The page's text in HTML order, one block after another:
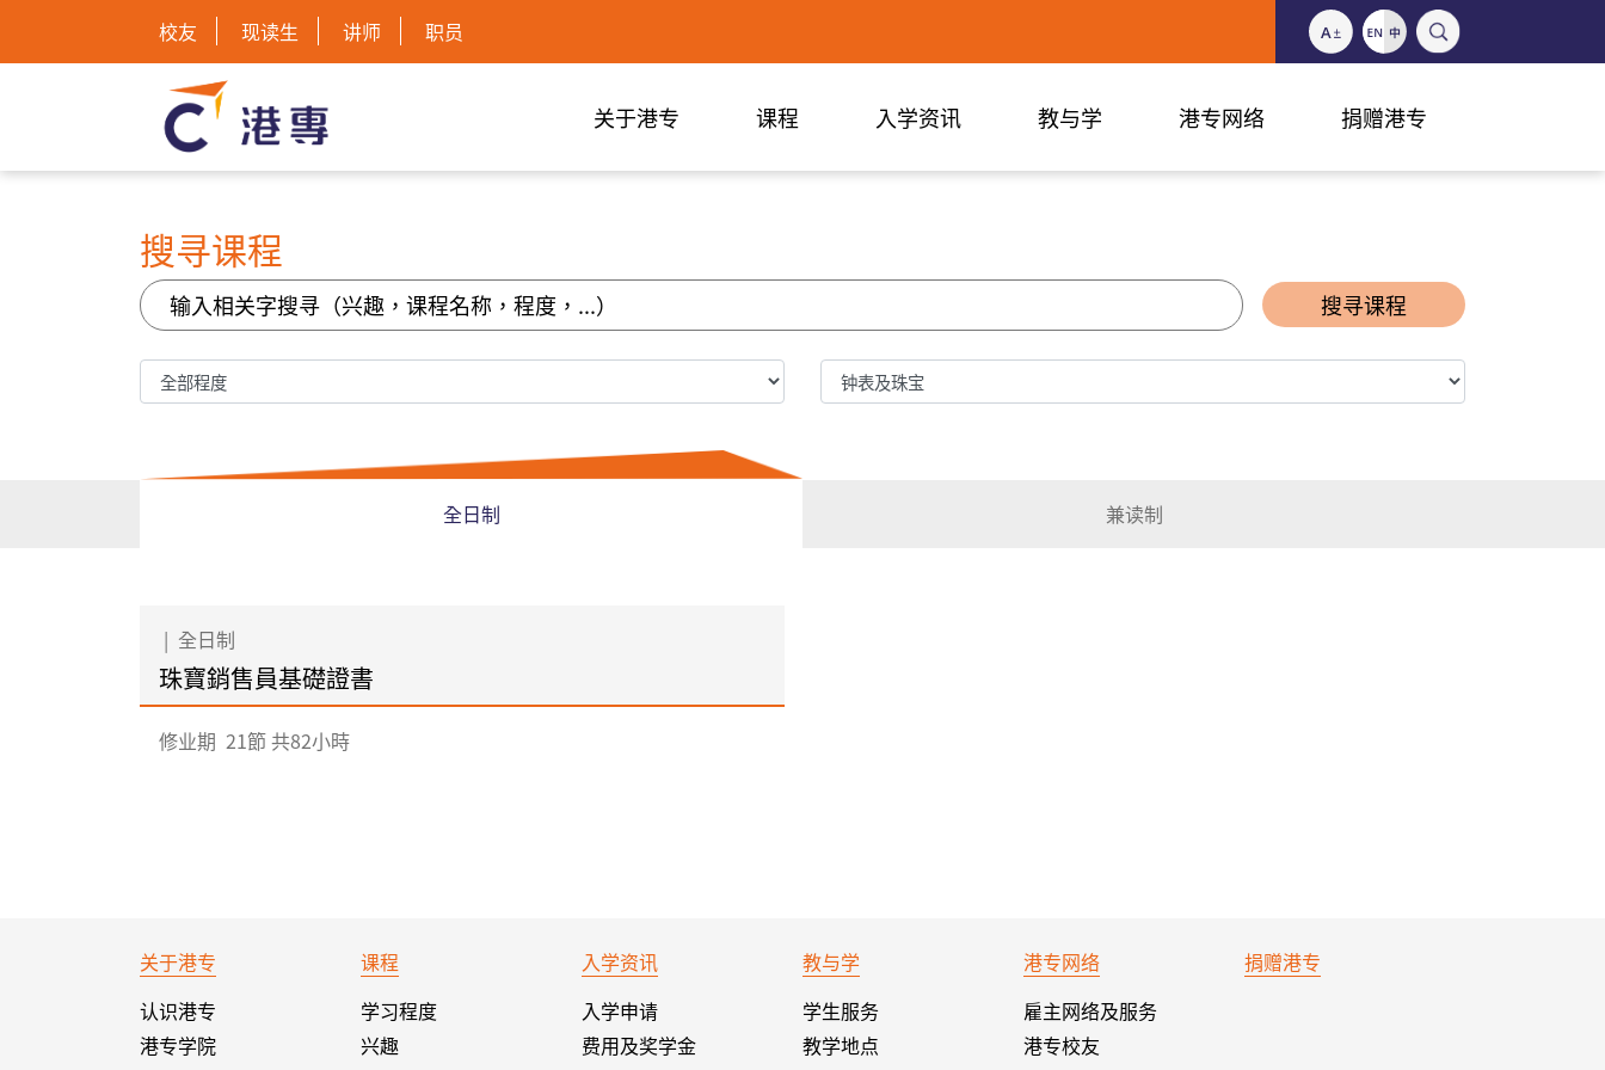
校友 现读生 讲师 职员
关于港专 课程 入学资讯 教与学 港专网络 捐赠港专
搜寻课程
搜寻课程
全日制 兼读制
| 全日制
珠寶銷售員基礎證書
修业期 21節 共82小時
关于港专
认识港专
港专学院
课程
学习程度
兴趣
入学资讯
入学申请
费用及奖学金
教与学
学生服务
教学地点
港专网络
雇主网络及服务
港专校友
捐赠港专